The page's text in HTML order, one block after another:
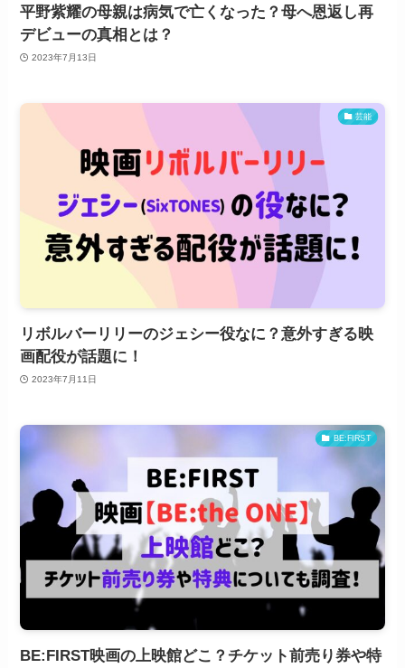
平野紫耀の母親は病気で亡くなった？母へ恩返し再
デビューの真相とは？
2023年7月13日
芸能
リボルバーリリーのジェシー役なに？意外すぎる映
画配役が話題に！
2023年7月11日
BE:FIRST
BE:FIRST映画の上映館どこ？チケット前売り券や特